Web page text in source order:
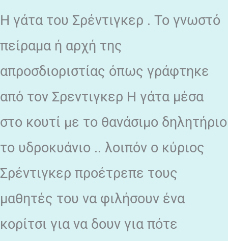
Η γάτα του Σρέντιγκερ . Το γνωστό
πείραμα ή αρχή της
απροσδιοριστίας όπως γράφτηκε
από τον Σρεντιγκερ Η γάτα μέσα
στο κουτί με το θανάσιμο δηλητήριο
το υδροκυάνιο .. λοιπόν ο κύριος
Σρέντιγκερ προέτρεπε τους
μαθητές του να φιλήσουν ένα
κορίτσι για να δουν για πότε
τη
φιλοσοφία
Λιαντίνη